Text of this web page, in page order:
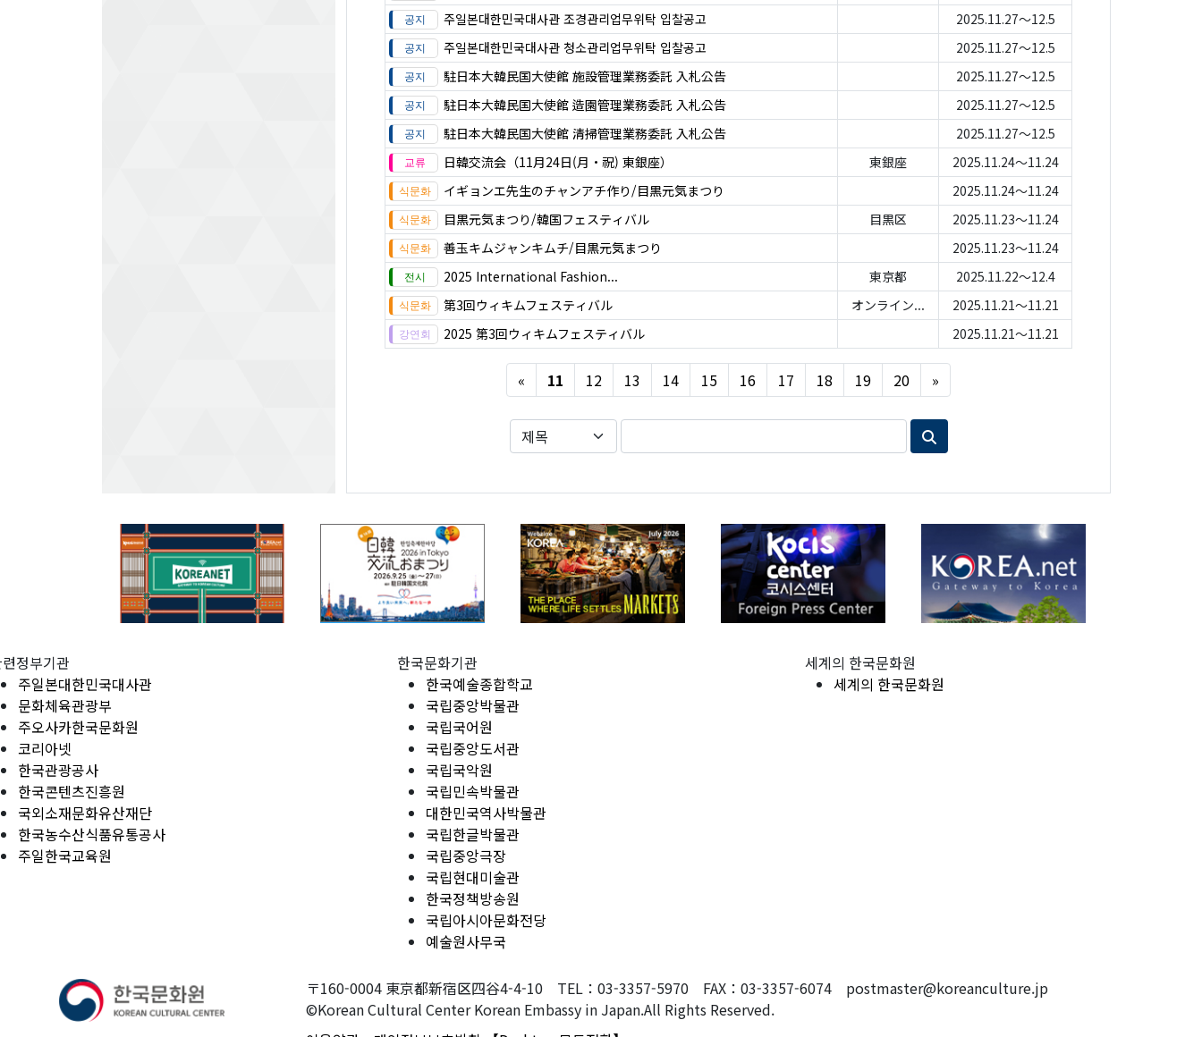
주일본대한민국대사관 조경관리업무위탁 입찰공고
2025.11.27～12.5
주일본대한민국대사관 청소관리업무위탁 입찰공고
2025.11.27～12.5
駐日本大韓民国大使館 施設管理業務委託 入札公告
2025.11.27～12.5
駐日本大韓民国大使館 造園管理業務委託 入札公告
2025.11.27～12.5
駐日本大韓民国大使館 清掃管理業務委託 入札公告
2025.11.27～12.5
日韓交流会（11月24日(月・祝) 東銀座）
東銀座
2025.11.24～11.24
イギョンエ先生のチャンアチ作り/目黒元気まつり
2025.11.24～11.24
目黒元気まつり/韓国フェスティバル
目黒区
2025.11.23～11.24
善玉キムジャンキムチ/目黒元気まつり
2025.11.23～11.24
2025 International Fashion...
東京都
2025.11.22～12.4
第3回ウィキムフェスティバル
オンライン...
2025.11.21～11.21
2025 第3回ウィキムフェスティバル
2025.11.21～11.21
« Previous
11 12 13 14 15 16 17 18 19 20 »
정부기관
주일본대한민국대사관
문화체육관광부
주오사카한국문화원
코리아넷
한국관광공사
한국콘텐츠진흥원
국외소재문화유산재단
한국농수산식품유통공사
주일한국교육원
한국문화기관
한국예술종합학교
국립중앙박물관
국립국어원
국립중앙도서관
국립국악원
국립민속박물관
대한민국역사박물관
국립한글박물관
국립중앙극장
국립현대미술관
한국정책방송원
국립아시아문화전당
예술원사무국
세계의 한국문화원
세계의 한국문화원
〒160-0004 東京都新宿区四谷4-4-10 TEL：03-3357-5970 FAX：03-3357-6074 postmaster@koreanculture.jp
©Korean Cultural Center Korean Embassy in Japan.All Rights Reserved.